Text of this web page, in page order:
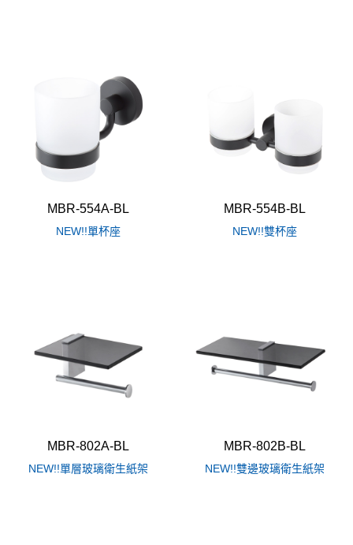
MBR-554A-BL
NEW!!單杯座
MBR-554B-BL
NEW!!雙杯座
MBR-802A-BL
NEW!!單層玻璃衛生紙架
MBR-802B-BL
NEW!!雙邊玻璃衛生紙架